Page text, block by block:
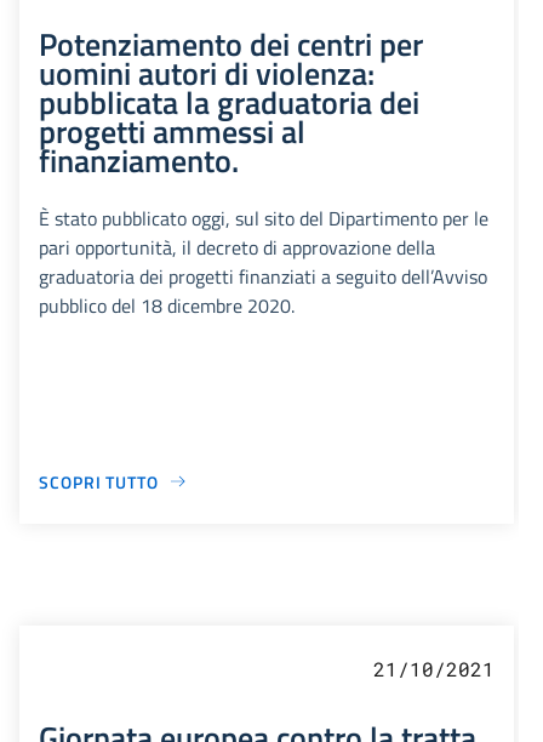
Potenziamento dei centri per
uomini autori di violenza:
pubblicata la graduatoria dei
progetti ammessi al
finanziamento.
È stato pubblicato oggi, sul sito del Dipartimento per le
pari opportunità, il decreto di approvazione della
graduatoria dei progetti finanziati a seguito dell’Avviso
pubblico del 18 dicembre 2020.
SCOPRI TUTTO
21/10/2021